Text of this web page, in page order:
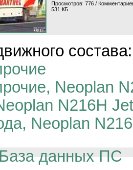
Просмотров: 776 /
531 КБ
состава:
Neoplan
N216H
Neoplan
База данных ПС